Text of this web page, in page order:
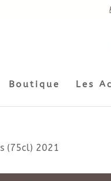
Boutique Les
(75cl) 2021